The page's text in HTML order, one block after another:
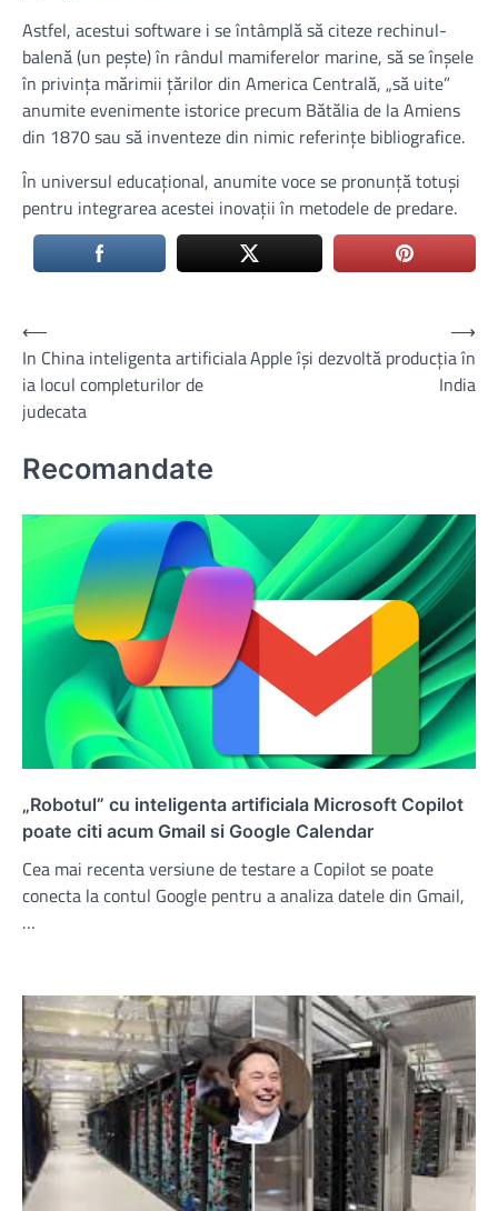
Astfel, acestui software i se întâmplă să citeze rechinul-
balenă (un peşte) în rândul mamiferelor marine, să se înşele
în privinţa mărimii ţărilor din America Centrală, „să uite”
anumite evenimente istorice precum Bătălia de la Amiens
din 1870 sau să inventeze din nimic referinţe bibliografice.
În universul educaţional, anumite voce se pronunţă totuşi
pentru integrarea acestei inovaţii în metodele de predare.
Navigare
în
articole
⟵
In China inteligenta artificiala
ia locul completurilor de
judecata
Apple își dezvoltă producția în
India
⟶
Recomandate
„Robotul” cu inteligenta artificiala Microsoft Copilot
poate citi acum Gmail si Google Calendar
Cea mai recenta versiune de testare a Copilot se poate
conecta la contul Google pentru a analiza datele din Gmail,
…